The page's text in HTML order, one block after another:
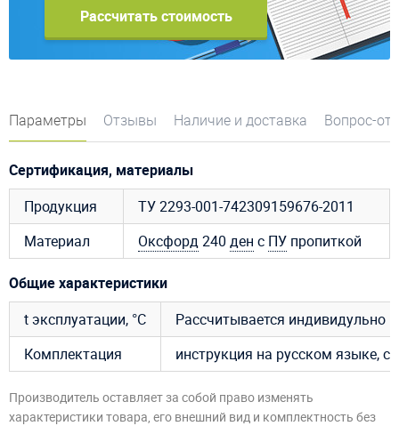
Рассчитать стоимость
Параметры Отзывы Наличие и доставка Вопрос-
Сертификация, материалы
Продукция
ТУ 2293-001-742309159676-2011
Материал
Оксфорд240 ден с ПУ пропиткой
Общие характеристики
t эксплуатации, °C
Рассчитывается индивидульно
Комплектация
инструкция на русском языке,
Производитель оставляет за собой право изменять
характеристики товара, его внешний вид и комплектность без